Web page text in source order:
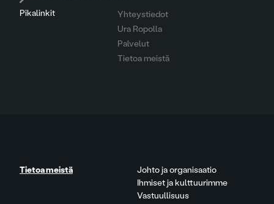
Pikalinkit
Yhteystiedot
Ura Ropolla
Palvelut
Tietoa meistä
Tietoa meistä
Johto ja organisaatio
Ihmiset ja kulttuurimme
Vastuullisuus